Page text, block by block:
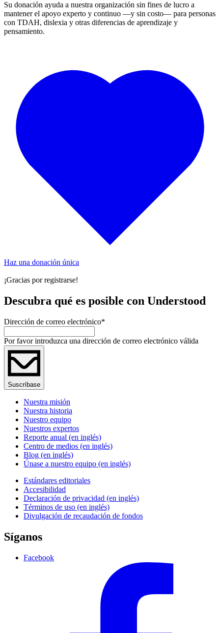
Su donación ayuda a nuestra organización sin fines de lucro a
mantener el apoyo experto y continuo —y sin costo— para personas
con TDAH, dislexia y otras diferencias de aprendizaje y
pensamiento.
Haz una donación única
¡Gracias por registrarse!
Descubra qué es posible con Understood
Dirección de correo electrónico*
Por favor introduzca una dirección de correo electrónico válida
Suscríbase
Nuestra misión
Nuestra historia
Nuestro equipo
Nuestros expertos
Reporte anual (en inglés)
Centro de medios (en inglés)
Blog (en inglés)
Únase a nuestro equipo (en inglés)
Estándares editoriales
Accesibilidad
Declaración de privacidad (en inglés)
Términos de uso (en inglés)
Divulgación de recaudación de fondos
Síganos
Facebook